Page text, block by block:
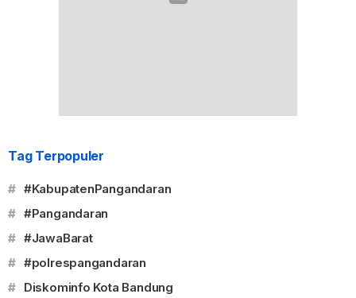
Tag Terpopuler
# #KabupatenPangandaran
# #Pangandaran
# #JawaBarat
# #polrespangandaran
# Diskominfo Kota Bandung